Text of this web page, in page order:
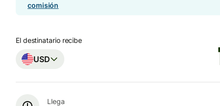
comisión
El destinatario recibe
USD
Llega